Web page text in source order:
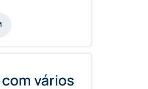
vários